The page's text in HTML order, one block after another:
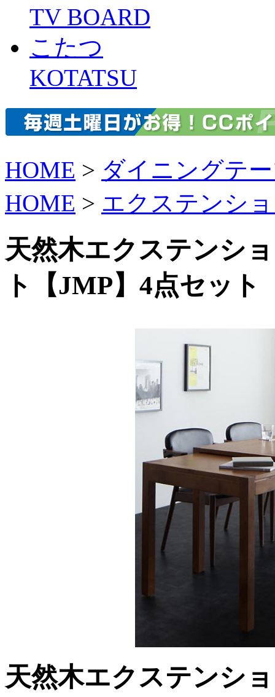
TV BOARD
こたつ
KOTATSU
HOME > ダイニングテ
HOME > エクステンシ
天然木エクステンシ
ト【JMP】4点セット
天然木エクステンシ